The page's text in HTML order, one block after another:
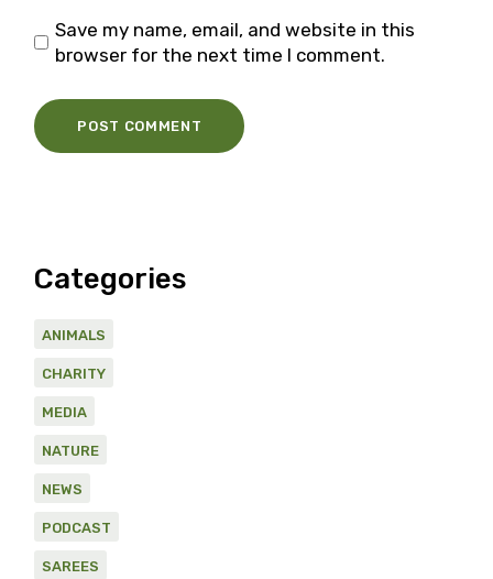
Save my name, email, and website in this
browser for the next time I comment.
POST COMMENT
Categories
ANIMALS
CHARITY
MEDIA
NATURE
NEWS
PODCAST
SAREES